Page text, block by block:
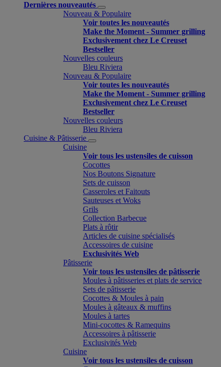
Dernières nouveautés
Nouveau & Populaire
Voir toutes les nouveautés
Make the Moment - Summer grilling
Exclusivement chez Le Creuset
Bestseller
Nouvelles couleurs
Bleu Riviera
Nouveau & Populaire
Voir toutes les nouveautés
Make the Moment - Summer grilling
Exclusivement chez Le Creuset
Bestseller
Nouvelles couleurs
Bleu Riviera
Cuisine & Pâtisserie
Cuisine
Voir tous les ustensiles de cuisson
Cocottes
Nos Boutons Signature
Sets de cuisson
Casseroles et Faitouts
Sauteuses et Woks
Grils
Collection Barbecue
Plats à rôtir
Articles de cuisine spécialisés
Accessoires de cuisine
Exclusivités Web
Pâtisserie
Voir tous les ustensiles de pâtisserie
Moules à pâtisseries et plats de service
Sets de pâtisserie
Cocottes & Moules à pain
Moules à gâteaux & muffins
Moules à tartes
Mini-cocottes & Ramequins
Accessoires à pâtisserie
Exclusivités Web
Cuisine
Voir tous les ustensiles de cuisson